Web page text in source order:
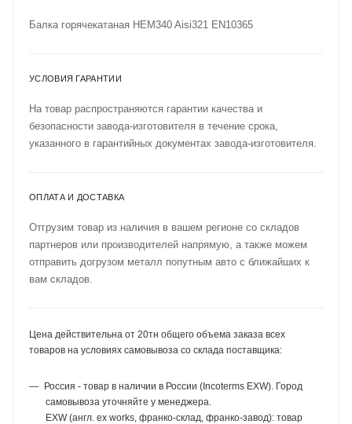
Балка горячекатаная HEM340 Aisi321 EN10365
УСЛОВИЯ ГАРАНТИИ
На товар распространяются гарантии качества и
безопасности завода-изготовителя в течение срока,
указанного в гарантийных документах завода-изготовителя.
ОПЛАТА И ДОСТАВКА
Отгрузим товар из наличия в вашем регионе со складов
партнеров или производителей напрямую, а также можем
отправить догрузом металл попутным авто с ближайших к
вам складов.
Цена действительна от 20тн общего объема заказа всех
товаров на условиях самовывоза со склада поставщика:
Россия - товар в наличии в России (Incoterms EXW). Город
самовывоза уточняйте у менеджера.
EXW (англ. ex works, франко-склад, франко-завод): товар